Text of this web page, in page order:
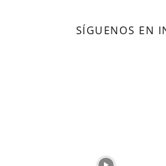
SÍGUENOS EN